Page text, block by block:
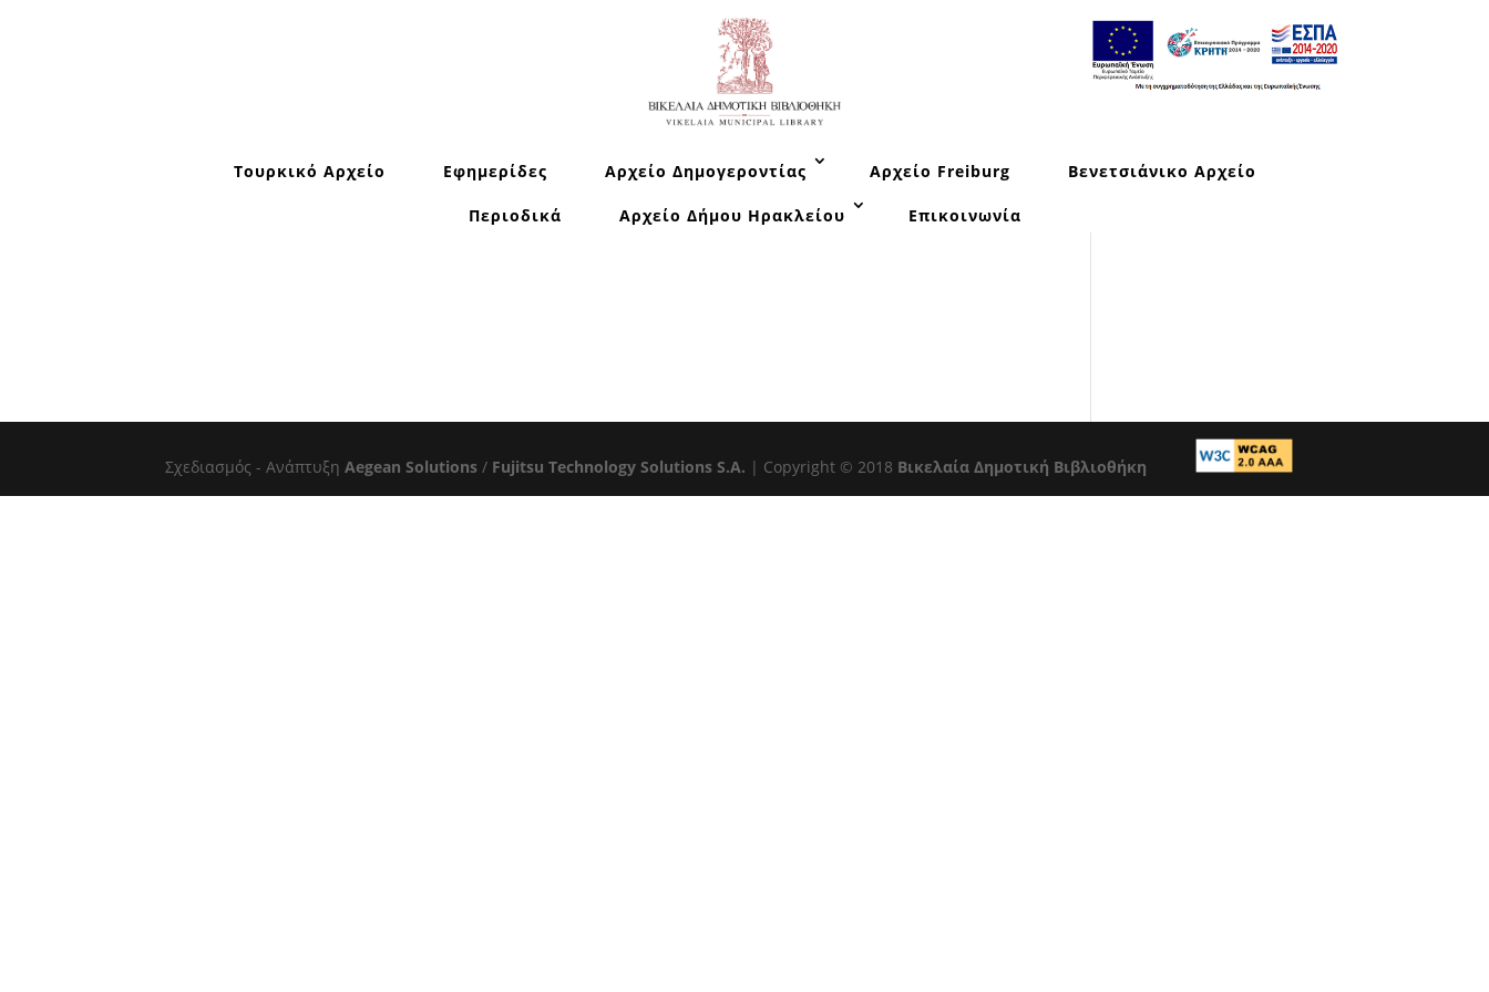
Τουρκικό Αρχείο Εφημερίδες Αρχείο Δημογεροντίας Αρχείο Freiburg Βενετσιάνικο Αρχείο
Περιοδικά Αρχείο Δήμου Ηρακλείου Επικοινωνία
Σχεδιασμός - ΑνάπτυξηAegean Solutions / Fujitsu Technology Solutions S.A. | Copyright © 2018 Βικελαία Δημοτική Βιβλιοθήκη